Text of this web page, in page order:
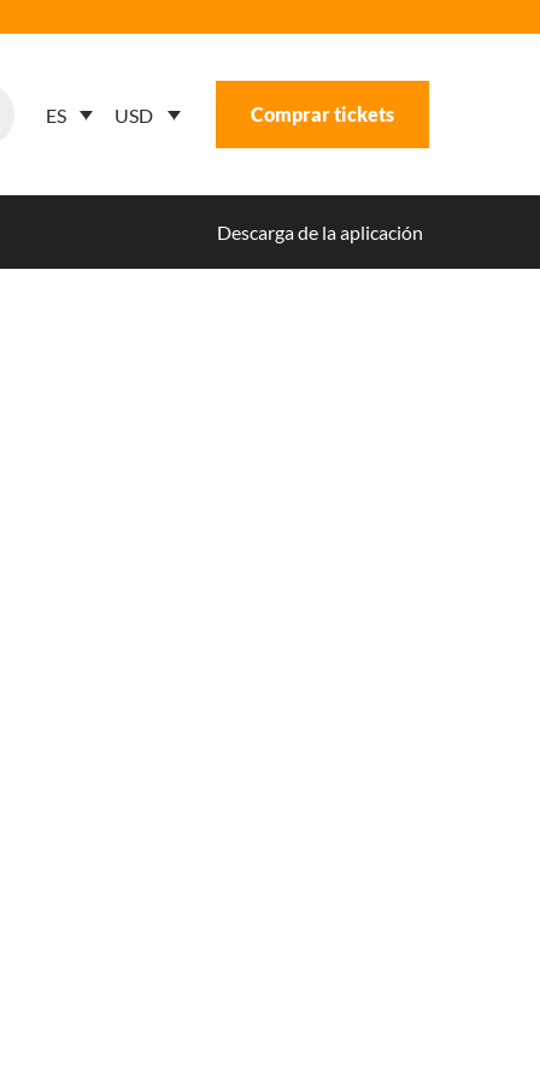
ES USD Comprar tickets
Descarga de la aplicación